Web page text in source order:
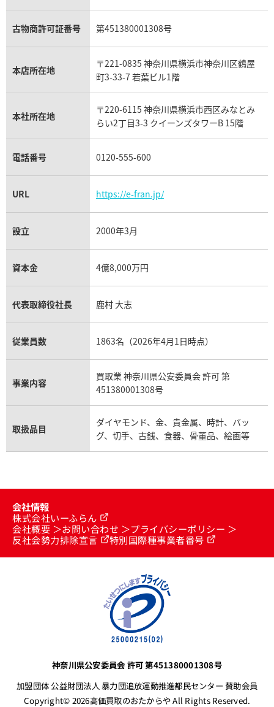
アクアマリン買取
オメガ買取
カルティエ買取
フランク ミュラー買取
リシャール・ミル買取
パネライ買取
チューダー（チュードル）買取
プラダ買取
モーブッサン買取
古物商許可証番号 第451380001308号
本店所在地
〒221-0835 神奈川県横浜市神奈川区鶴屋
町3-33-7 若葉ビル1階
本社所在地
〒220-6115 神奈川県横浜市西区みなとみ
らい2丁目3-3 クイーンズタワーB 15階
電話番号 0120-555-600
URL https://e-fran.jp/
設立 2000年3月
資本金 4億8,000万円
代表取締役社長 鹿村 大志
従業員数 1863名（2026年4月1日時点）
事業内容
買取業 神奈川県公安委員会 許可 第
451380001308号
取扱品目
ダイヤモンド、金、貴金属、時計、バッ
グ、切手、古銭、食器、骨董品、絵画等
会社情報
株式会社いーふらん
会社概要
お問い合わせ
プライバシーポリシー
反社会勢力排除宣言
特別国際種事業者番号
神奈川県公安委員会 許可 第451380001308号
加盟団体 公益財団法人 暴力団追放運動推進都民センター 賛助会員
Copyright© 2026高価買取のおたからや All Rights Reserved.